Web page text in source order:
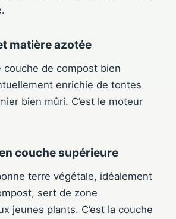
matière azotée
de compost bien
enrichie de tontes
bien mûri. C’est le moteur
couche supérieure
terre végétale, idéalement
sert de zone
jeunes plants. C’est la couche